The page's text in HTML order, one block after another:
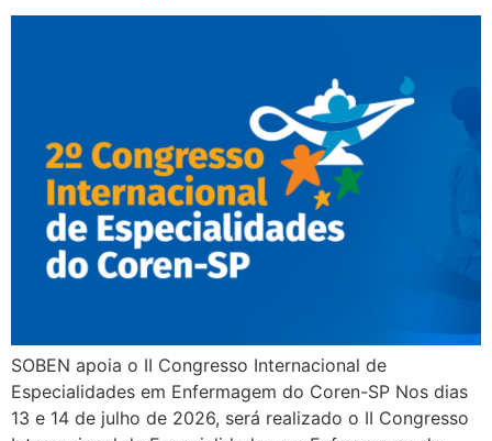
SOBEN apoia o II Congresso Internacional de
Especialidades em Enfermagem do Coren-SP Nos dias
13 e 14 de julho de 2026, será realizado o II Congresso